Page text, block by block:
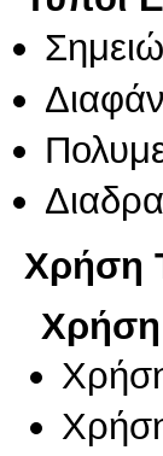
Χρήση
Χρήση